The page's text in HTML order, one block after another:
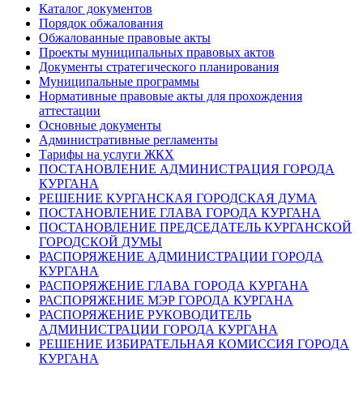
Каталог документов
Порядок обжалования
Обжалованные правовые акты
Проекты муниципальных правовых актов
Документы стратегического планирования
Муниципальные программы
Нормативные правовые акты для прохождения
аттестации
Основные документы
Административные регламенты
Тарифы на услуги ЖКХ
ПОСТАНОВЛЕНИЕ АДМИНИСТРАЦИЯ ГОРОДА
КУРГАНА
РЕШЕНИЕ КУРГАНСКАЯ ГОРОДСКАЯ ДУМА
ПОСТАНОВЛЕНИЕ ГЛАВА ГОРОДА КУРГАНА
ПОСТАНОВЛЕНИЕ ПРЕДСЕДАТЕЛЬ КУРГАНСКОЙ
ГОРОДСКОЙ ДУМЫ
РАСПОРЯЖЕНИЕ АДМИНИСТРАЦИИ ГОРОДА
КУРГАНА
РАСПОРЯЖЕНИЕ ГЛАВА ГОРОДА КУРГАНА
РАСПОРЯЖЕНИЕ МЭР ГОРОДА КУРГАНА
РАСПОРЯЖЕНИЕ РУКОВОДИТЕЛЬ
АДМИНИСТРАЦИИ ГОРОДА КУРГАНА
РЕШЕНИЕ ИЗБИРАТЕЛЬНАЯ КОМИССИЯ ГОРОДА
КУРГАНА